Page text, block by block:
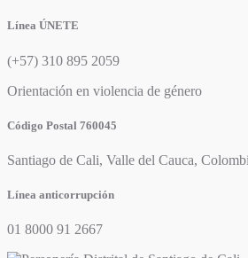
Línea ÚNETE
(+57) 310 895 2059
Orientación en violencia de género
Código Postal 760045
Santiago de Cali, Valle del Cauca,
Línea anticorrupción
01 8000 91 2667